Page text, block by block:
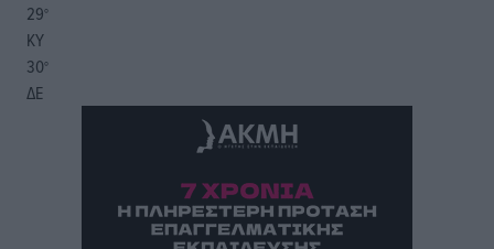
29°
ΚΥ
30°
ΔΕ